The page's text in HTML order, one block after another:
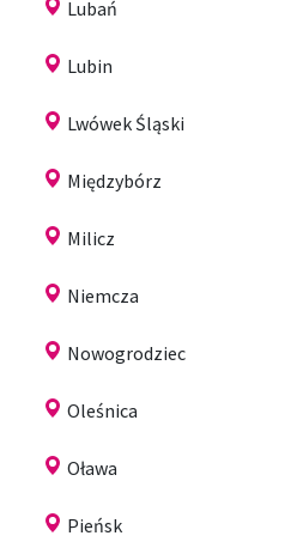
Lubań
Lubin
Lwówek Śląski
Międzybórz
Milicz
Niemcza
Nowogrodziec
Oleśnica
Oława
Pieńsk